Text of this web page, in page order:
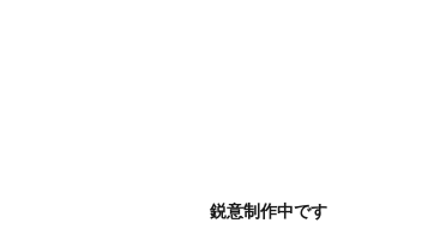
鋭意制作中です